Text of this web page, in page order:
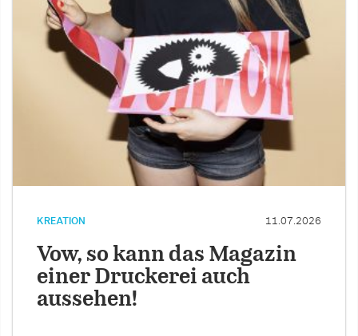
KREATION 11.07.2026
Vow, so kann das Magazin
einer Druckerei auch
aussehen!